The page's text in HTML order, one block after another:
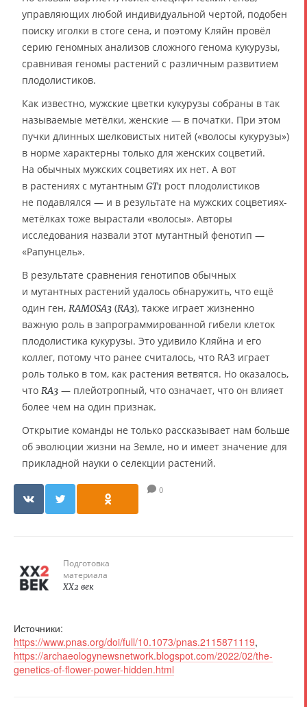
управляющих любой индивидуальной чертой, подобен
поиску иголки в стоге сена, и поэтому Кляйн провёл
серию геномных анализов сложного генома кукурузы,
сравнивая геномы растений с различным развитием
плодолистиков.
Как известно, мужские цветки кукурузы собраны в так
называемые метёлки, женские — в початки. При этом
пучки длинных шелковистых нитей («волосы кукурузы»)
в норме характерны только для женских соцветий.
На обычных мужских соцветиях их нет. А вот
в растениях с мутантным GT1 рост плодолистиков
не подавлялся — и в результате на мужских соцветиях-
метёлках тоже вырастали «волосы». Авторы
исследования назвали этот мутантный фенотип —
«Рапунцель».
В результате сравнения генотипов обычных
и мутантных растений удалось обнаружить, что ещё
один ген, RAMOSA3 (RA3), также играет жизненно
важную роль в запрограммированной гибели клеток
плодолистика кукурузы. Это удивило Кляйна и его
коллег, потому что ранее считалось, что RA3 играет
роль только в том, как растения ветвятся. Но оказалось,
что RA3 — плейотропный, что означает, что он влияет
более чем на один признак.
Открытие команды не только рассказывает нам больше
об эволюции жизни на Земле, но и имеет значение для
прикладной науки о селекции растений.
0
Подготовка
материала
XX2 век
Источники:
https://www.pnas.org/doi/full/10.1073/pnas.2115871119,
https://archaeologynewsnetwork.blogspot.com/2022/02/the-
genetics-of-flower-power-hidden.html